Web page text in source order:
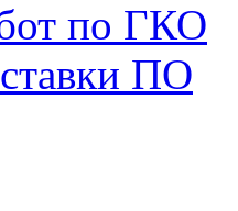
по ГКО
ПО